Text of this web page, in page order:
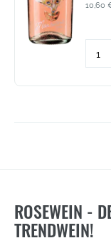
10,60
for
Rosé
ROSEWEIN -
TRENDWEIN!